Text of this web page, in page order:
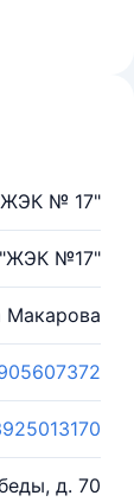
№ 17"
№17"
Макарова
д. 70